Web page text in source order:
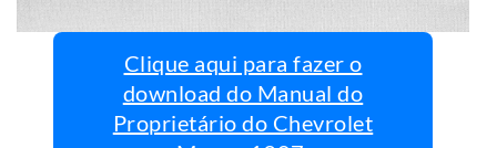
Manuais do Proprietário do
Chevrolet Monza